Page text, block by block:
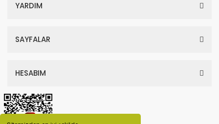
YARDIM
SAYFALAR
HESABIM